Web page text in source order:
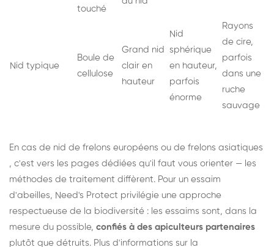
touché
Nid typique
Boule de
cellulose
Grand nid
clair en
hauteur
Nid
sphérique
en hauteur,
parfois
énorme
Rayons
de cire,
parfois
dans une
ruche
sauvage
En cas de nid de frelons européens ou de frelons asiatiques
, c'est vers les pages dédiées qu'il faut vous orienter — les
méthodes de traitement diffèrent. Pour un essaim
d'abeilles, Need's Protect privilégie une approche
respectueuse de la biodiversité : les essaims sont, dans la
mesure du possible, confiés à des apiculteurs partenaires
plutôt que détruits. Plus d'informations sur la